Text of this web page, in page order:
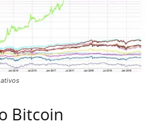
Bitcoin